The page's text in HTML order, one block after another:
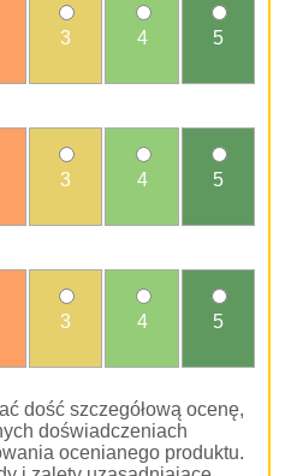
3 4 5
3 4 5
3 4 5
dość szczegółową ocenę,
doświadczeniach
ocenianego produktu.